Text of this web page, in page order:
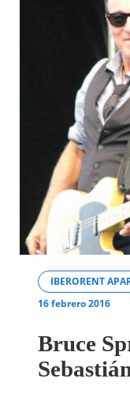
IBERORENT
16 febrero 2016
Bruce